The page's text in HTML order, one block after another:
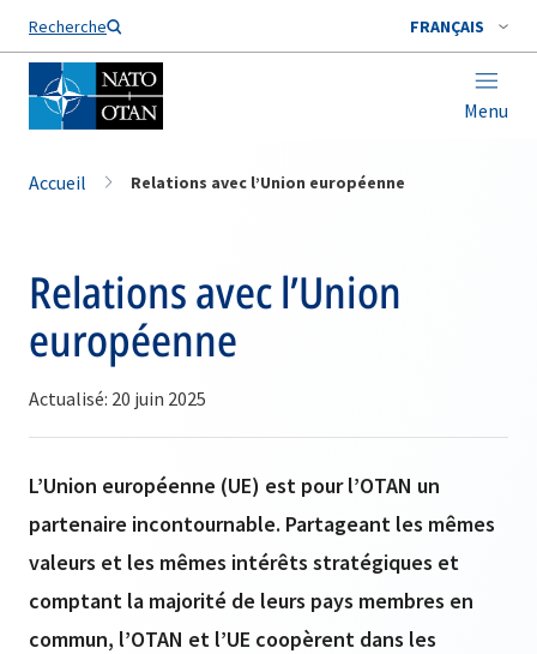
Recherche FRANÇAIS
Menu
Nom de famille*
Accueil Relations avec l’Union européenne
Relations avec l’Union
européenne
Actualisé: 20 juin 2025
L’Union européenne (UE) est pour l’OTAN un
partenaire incontournable. Partageant les mêmes
valeurs et les mêmes intérêts stratégiques et
comptant la majorité de leurs pays membres en
commun, l’OTAN et l’UE coopèrent dans les